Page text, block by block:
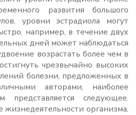
развития большого
уровни эстрадиола могут
например, в течение двух
дней может наблюдаться
возрастать более чем в
чрезвычайно высоких
болезни, предложенных в
авторами, наиболее
следующее.
жизнедеятельности организма,